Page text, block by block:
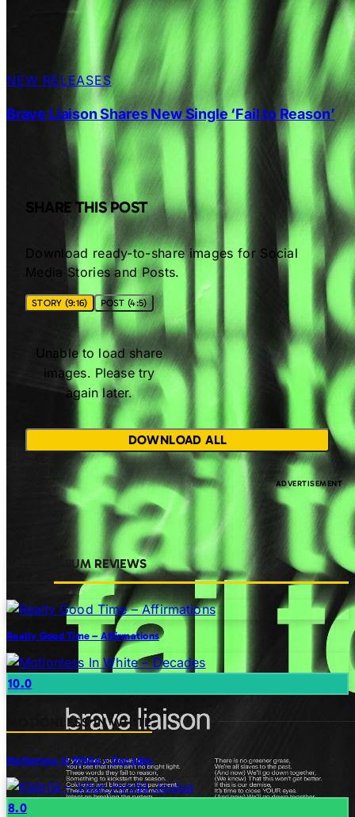
NEW RELEASES
Brave Liaison Shares New Single ‘Fail to Reason’
SHARE THIS POST
Download ready-to-share images for Social
Media Stories and Posts.
STORY (9:16) POST (4:5)
Unable to load share
images. Please try
again later.
DOWNLOAD ALL
LATEST ALBUM REVIEWS
Really Good Time – Affirmations
10.0
MOTIONLESS IN WHITE
Motionless In White – Decades
8.0